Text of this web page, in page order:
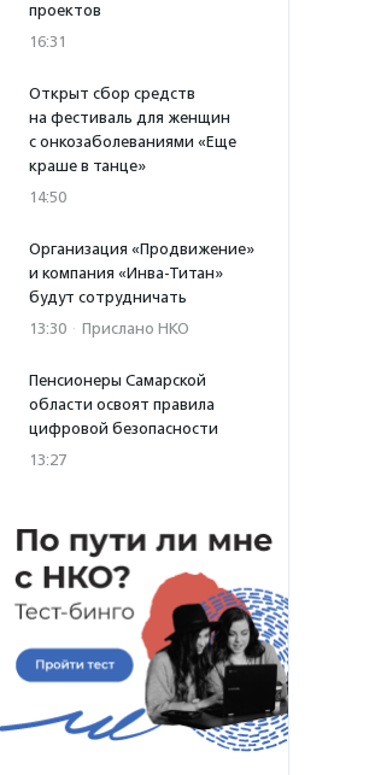
проектов
16:31
Открыт сбор средств
на фестиваль для женщин
с онкозаболеваниями «Еще
краше в танце»
14:50
Организация «Продвижение»
и компания «Инва-Титан»
будут сотрудничать
13:30 · Прислано НКО
Пенсионеры Самарской
области освоят правила
цифровой безопасности
13:27